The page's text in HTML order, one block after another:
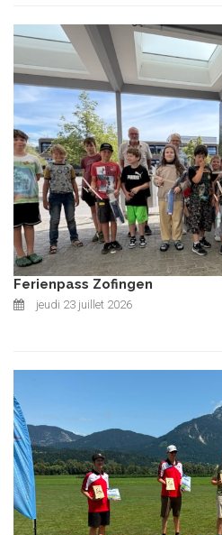
Ferienpass Zofingen
jeudi 23 juillet 2026